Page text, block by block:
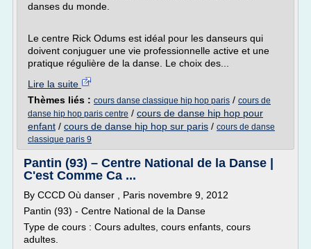
danses du monde.
Le centre Rick Odums est idéal pour les danseurs qui
doivent conjuguer une vie professionnelle active et une
pratique régulière de la danse. Le choix des...
Lire la suite
Thèmes liés : cours danse classique hip hop paris / cours de
danse hip hop paris centre / cours de danse hip hop pour
enfant / cours de danse hip hop sur paris / cours de danse
classique paris 9
Pantin (93) – Centre National de la Danse |
C'est Comme Ca ...
By CCCD Où danser , Paris novembre 9, 2012
Pantin (93) - Centre National de la Danse
Type de cours : Cours adultes, cours enfants, cours
adultes.